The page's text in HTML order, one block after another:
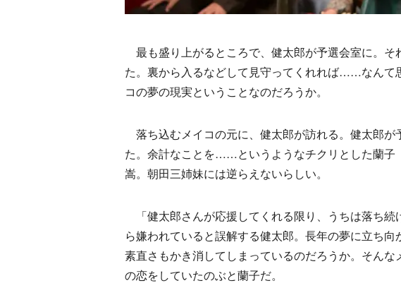
最も盛り上がるところで、健太郎が予選会室に。
た。裏から入るなどして見守ってくれれば……なんて
コの夢の現実ということなのだろうか。
落ち込むメイコの元に、健太郎が訪れる。健太郎
た。余計なことを……というようなチクリとした蘭子
嵩。朝田三姉妹には逆らえないらしい。
「健太郎さんが応援してくれる限り、うちは落ち
ら嫌われていると誤解する健太郎。長年の夢に立ち
素直さもかき消してしまっているのだろうか。そん
の恋をしていたのぶと蘭子だ。